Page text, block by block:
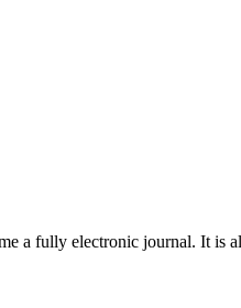
a fully electronic journal. It is